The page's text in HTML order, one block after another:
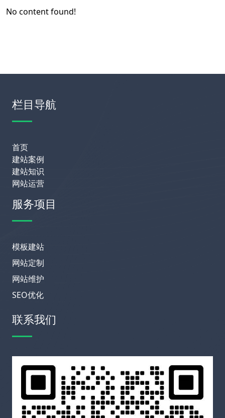
No content found!
栏目导航
首页
建站案例
建站知识
网站运营
服务项目
模板建站
网站定制
网站维护
SEO优化
联系我们